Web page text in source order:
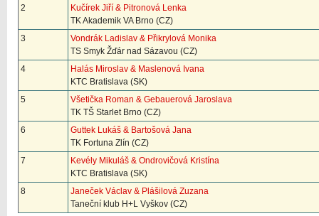
2
Kučírek Jiří & Pitronová Lenka
TK Akademik VA Brno (CZ)
3
Vondrák Ladislav & Přikrylová Monika
TS Smyk Žďár nad Sázavou (CZ)
4
Halás Miroslav & Maslenová Ivana
KTC Bratislava (SK)
5
Všetička Roman & Gebauerová Jaroslava
TK TŠ Starlet Brno (CZ)
6
Guttek Lukáš & Bartošová Jana
TK Fortuna Zlín (CZ)
7
Kevély Mikuláš & Ondrovičová Kristína
KTC Bratislava (SK)
8
Janeček Václav & Plášilová Zuzana
Taneční klub H+L Vyškov (CZ)